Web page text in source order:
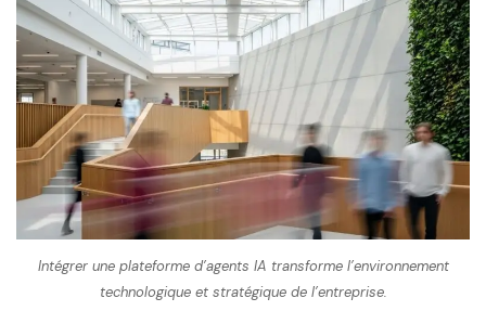
Intégrer une plateforme d’agents IA transforme l’environnement
technologique et stratégique de l’entreprise.